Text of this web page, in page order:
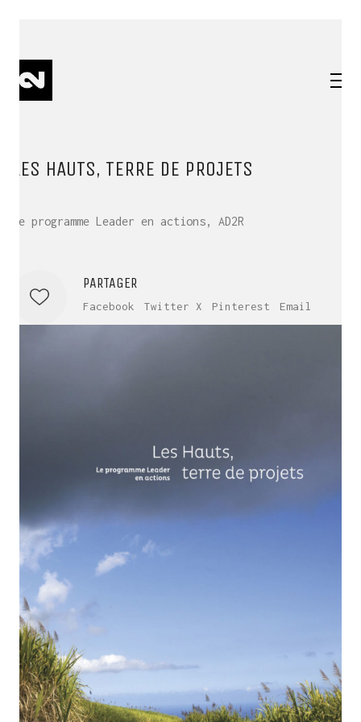
LES HAUTS, TERRE DE PROJETS
Le programme Leader en actions, AD2R
PARTAGER
Facebook Twitter X Pinterest Email